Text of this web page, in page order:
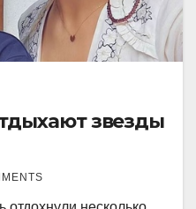
звезды